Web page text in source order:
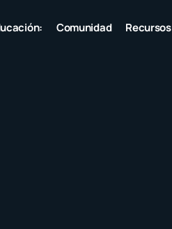
Comunidad Recursos